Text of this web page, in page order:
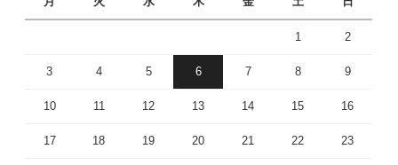
1 2
3 4 5 6 7 8 9
10 11 12 13 14 15 16
17 18 19 20 21 22 23